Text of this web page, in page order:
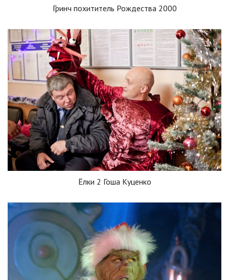
Гринч похититель Рождества 2000
Ёлки 2 Гоша Куценко